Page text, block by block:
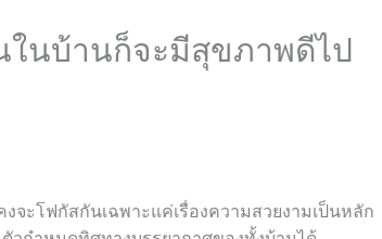
ในบ้านก็จะมีสุขภาพดีไป
จะโฟกัสกันเฉพาะแค่เรื่องความสวยงามเป็นหลัก